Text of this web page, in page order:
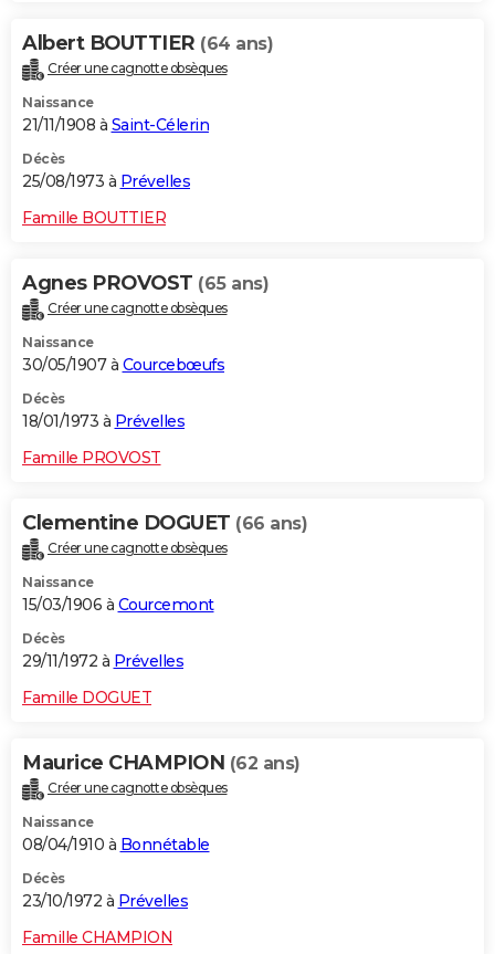
Albert BOUTTIER (64 ans)
Créer une cagnotte obsèques
Naissance
21/11/1908 à Saint-Célerin
Décès
25/08/1973 à Prévelles
Famille BOUTTIER
Agnes PROVOST (65 ans)
Créer une cagnotte obsèques
Naissance
30/05/1907 à Courcebœufs
Décès
18/01/1973 à Prévelles
Famille PROVOST
Clementine DOGUET (66 ans)
Créer une cagnotte obsèques
Naissance
15/03/1906 à Courcemont
Décès
29/11/1972 à Prévelles
Famille DOGUET
Maurice CHAMPION (62 ans)
Créer une cagnotte obsèques
Naissance
08/04/1910 à Bonnétable
Décès
23/10/1972 à Prévelles
Famille CHAMPION